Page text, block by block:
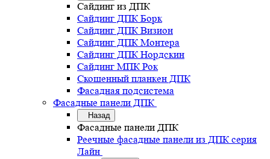
Сайдинг из ДПК
Сайдинг ДПК Борк
Сайдинг ДПК Визион
Сайдинг ДПК Монтера
Сайдинг ДПК Нордскин
Сайдинг МПК Рок
Скошенный планкен ДПК
Фасадная подсистема
Фасадные панели ДПК
Назад
Фасадные панели ДПК
Реечные фасадные панели из ДПК серия
Лайн